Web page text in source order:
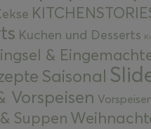
Kuchen und Desserts
&
Saisonal
Vorspeisen
Suppen